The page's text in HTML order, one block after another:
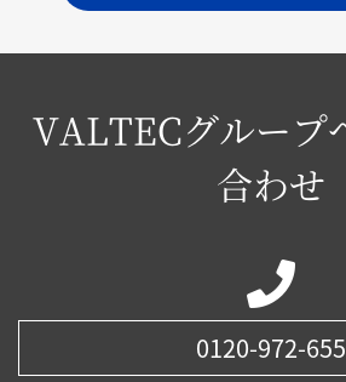
VALTECグループ
合わせ
0120-972-655